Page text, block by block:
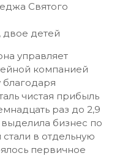
Святого
детей
управляет
компанией
чистая прибыль
раз до 2,9
бизнес по
в отдельную
первичное